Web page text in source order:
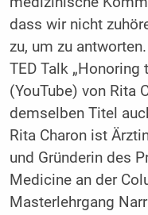
dass wir nicht
zu, um zu
TED Talk
(YouTube) von Rita
demselben Titel
Rita Charon ist
und Gründerin des
Medicine an der
Masterlehrgang